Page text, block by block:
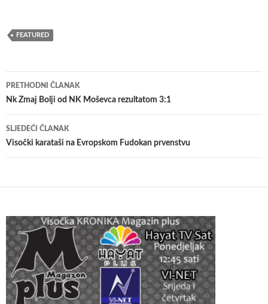
FEATURED
Navigacija
članaka
PRETHODNI ČLANAK
Nk Zmaj Bolji od NK Moševca rezultatom 3:1
SLJEDEĆI ČLANAK
Visočki karataši na Evropskom Fudokan prvenstvu